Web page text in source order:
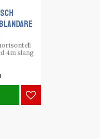
4m slang
Lägg till i